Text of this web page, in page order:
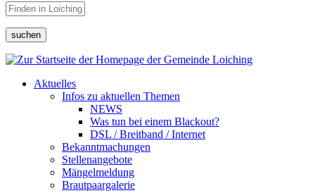
suchen
Aktuelles
Infos zu aktuellen Themen
NEWS
Was tun bei einem Blackout?
DSL / Breitband / Internet
Bekanntmachungen
Stellenangebote
Mängelmeldung
Brautpaargalerie